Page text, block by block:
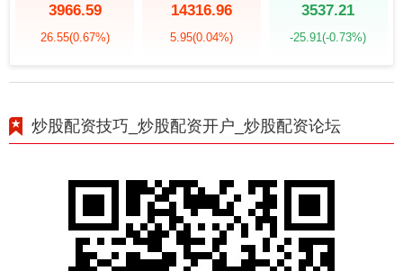
3966.59
26.55(0.67%)
14316.96
5.95(0.04%)
3537.21
-25.91(-0.73%)
炒股配资技巧_炒股配资开户_炒股配资论坛